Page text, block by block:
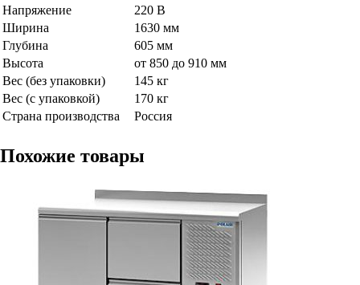
Напряжение
220 В
Ширина
1630 мм
Глубина
605 мм
Высота
от 850 до 910 мм
Вес (без упаковки)
145 кг
Вес (с упаковкой)
170 кг
Страна производства
Россия
Похожие товары